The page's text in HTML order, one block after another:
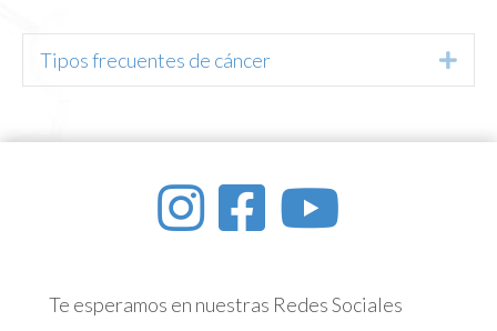
Tipos frecuentes de cáncer
Te esperamos en nuestras Redes Sociales